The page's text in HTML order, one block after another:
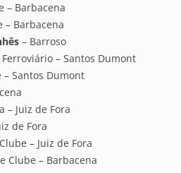
– Barbacena
– Barbacena
– Barroso
– Santos Dumont
– Santos Dumont
– Juiz de Fora
de Fora
– Juiz de Fora
Clube – Barbacena